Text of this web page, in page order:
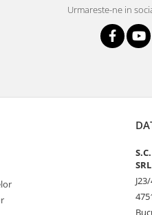
Urmareste-ne in
SRL